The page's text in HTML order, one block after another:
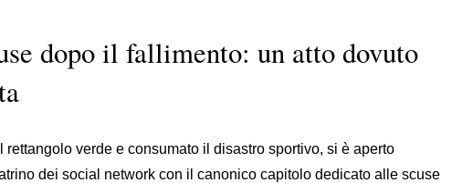
dopo il fallimento: un atto dovuto
verde e consumato il disastro sportivo, si è aperto
dei social network con il canonico capitolo dedicato alle scuse